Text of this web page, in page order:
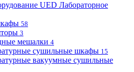
Лабораторное
58
3
мешалки 4
сушильные шкафы 15
вакуумные сушильные